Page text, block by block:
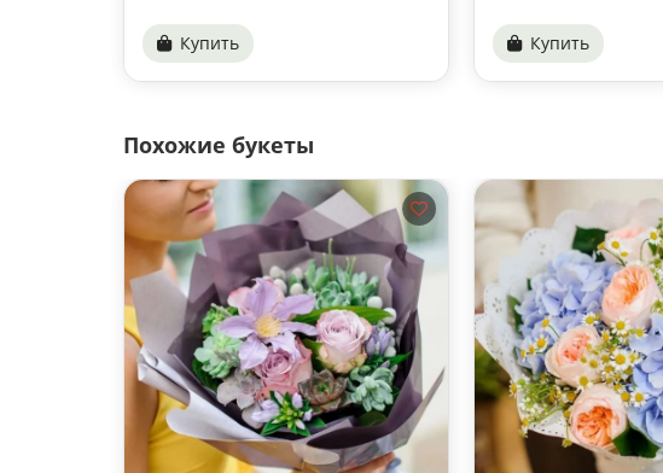
Купить Купить
Похожие букеты